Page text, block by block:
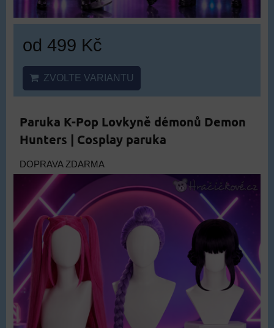
od 499 Kč
ZVOLTE VARIANTU
Paruka K-Pop Lovkyně démonů Demon
Hunters | Cosplay paruka
DOPRAVA ZDARMA